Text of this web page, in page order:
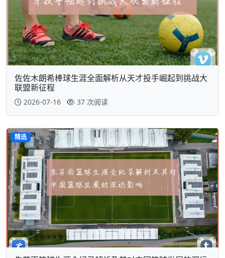
佐佐木朗希棒球生涯全面解析从天才投手崛起到挑战大
联盟新征程
2026-07-16 37 次阅读
精选